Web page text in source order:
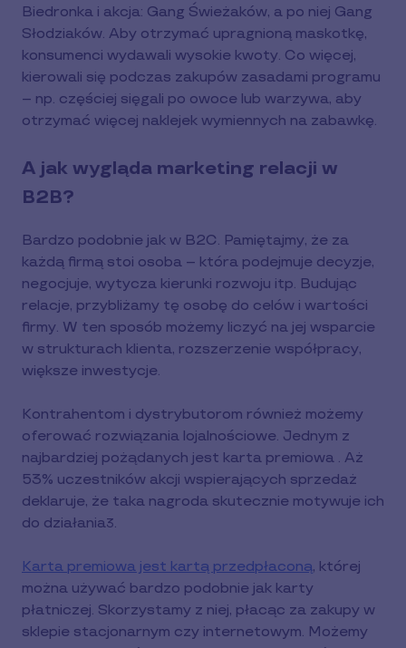
Biedronka i akcja: Gang Świeżaków, a po niej Gang
Słodziaków. Aby otrzymać upragnioną maskotkę,
konsumenci wydawali wysokie kwoty. Co więcej,
kierowali się podczas zakupów zasadami programu
– np. częściej sięgali po owoce lub warzywa, aby
otrzymać więcej naklejek wymiennych na zabawkę.
A jak wygląda marketing relacji w
B2B?
Bardzo podobnie jak w B2C. Pamiętajmy, że za
każdą firmą stoi osoba – która podejmuje decyzje,
negocjuje, wytycza kierunki rozwoju itp. Budując
relacje, przybliżamy tę osobę do celów i wartości
firmy. W ten sposób możemy liczyć na jej wsparcie
w strukturach klienta, rozszerzenie współpracy,
większe inwestycje.
Kontrahentom i dystrybutorom również możemy
oferować rozwiązania lojalnościowe. Jednym z
najbardziej pożądanych jest karta premiowa . Aż
53% uczestników akcji wspierających sprzedaż
deklaruje, że taka nagroda skutecznie motywuje ich
do działania3.
Karta premiowa jest kartą przedpłaconą, której
można używać bardzo podobnie jak karty
płatniczej. Skorzystamy z niej, płacąc za zakupy w
sklepie stacjonarnym czy internetowym. Możemy